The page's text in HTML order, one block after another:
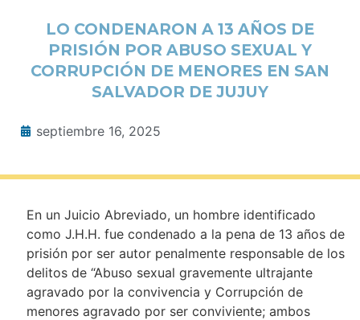
LO CONDENARON A 13 AÑOS DE
PRISIÓN POR ABUSO SEXUAL Y
CORRUPCIÓN DE MENORES EN SAN
SALVADOR DE JUJUY
septiembre 16, 2025
En un Juicio Abreviado, un hombre identificado
como J.H.H. fue condenado a la pena de 13 años de
prisión por ser autor penalmente responsable de los
delitos de “Abuso sexual gravemente ultrajante
agravado por la convivencia y Corrupción de
menores agravado por ser conviviente; ambos